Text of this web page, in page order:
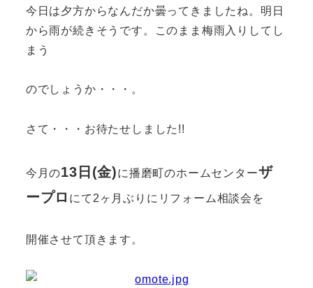
今日は夕方からなんだか曇ってきましたね。明日
から雨が続きそうです。このまま梅雨入りしてし
まう
のでしょうか・・・。
さて・・・お待たせしました!!
今月の13日(金)に播磨町のホームセンターザ
ープロ にて2ヶ月ぶりにリフォーム相談会を
開催させて頂きます。